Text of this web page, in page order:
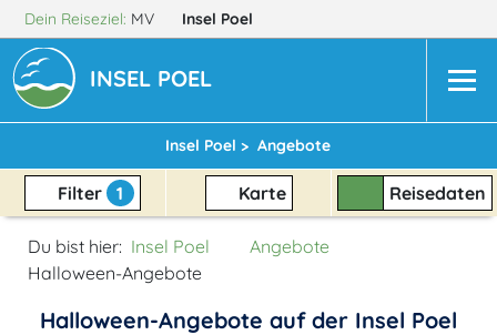
Dein Reiseziel: MV Insel Poel
INSEL POEL
Insel Poel > Angebote
Filter 1 Karte Reisedaten
Du bist hier: Insel Poel
Angebote
Halloween-Angebote
Halloween-Angebote auf der Insel Poel